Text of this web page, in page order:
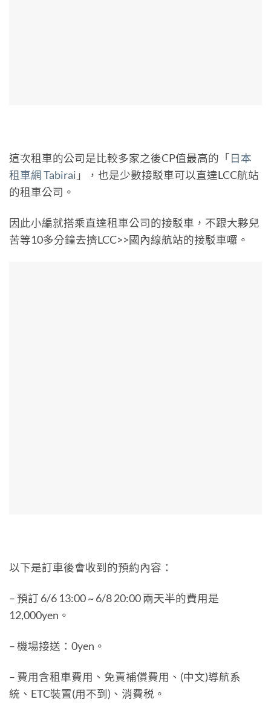
這次租車的公司是比較多家之後CP值最高的「日本
租車網 Tabirai 」，也是少數接駁車可以直達LCC航站
的租車公司。
因此小編就搭乘直達租車公司的接駁車，不跟大夥兒
苦等10多分鐘去擠LCC>>國內線航站的接駁車囉。
以下是訂車後會收到的預約內容：
– 預訂 6/6 13:00 ~ 6/8 20:00 兩天半的費用是
12,000yen。
– 機場接送：0yen。
– 費用含租車費用、免責補償費用、(中文)導航系
統、ETC裝置(用不到)、消費税。